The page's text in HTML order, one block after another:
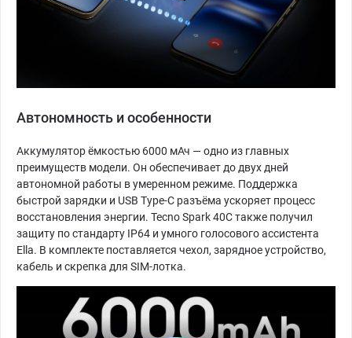
Автономность и особенности
Аккумулятор ёмкостью 6000 мАч — одно из главных
преимуществ модели. Он обеспечивает до двух дней
автономной работы в умеренном режиме. Поддержка
быстрой зарядки и USB Type-C разъёма ускоряет процесс
восстановления энергии. Tecno Spark 40C также получил
защиту по стандарту IP64 и умного голосового ассистента
Ella. В комплекте поставляется чехол, зарядное устройство,
кабель и скрепка для SIM-лотка.